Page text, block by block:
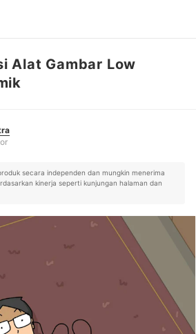
Alat Gambar Low
secara independen dan mungkin menerima
kinerja seperti kunjungan halaman dan